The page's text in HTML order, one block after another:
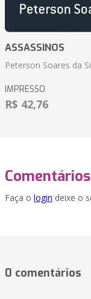
ASSASSINOS
Peterson Soares da
IMPRESSO
R$ 42,76
Comentários
Faça o login deixe o
0 comentários